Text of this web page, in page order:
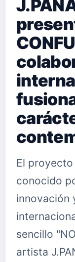
El proyecto
conocido
innovación
sencillo
artista